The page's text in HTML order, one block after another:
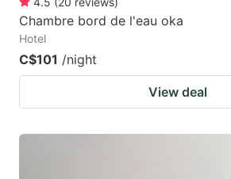
Chambre bord de l'eau oka
Hotel
C$101 /night
View deal